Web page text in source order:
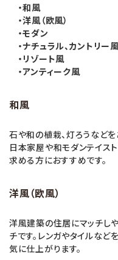
・和風
・洋風（欧風）
・モダン
・ナチュラル、カントリー
・リゾート風
・アンティーク風
和風
石や和の植栽、灯ろうなど
日本家屋や和モダンテイス
求める方におすすめです。
洋風（欧風）
洋風建築の住居にマッチし
チです。レンガやタイルな
気に仕上がります。